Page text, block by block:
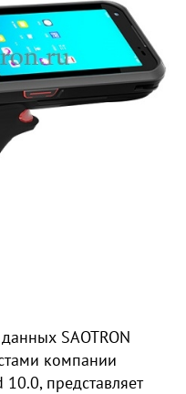
SAOTRON
компании
представляет